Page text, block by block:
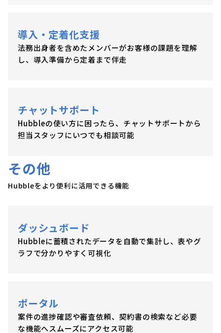
導入・定着化支援
法務出身者を含めたメンバーがお客様の課題を理解
し、導入準備から定着まで伴走
チャットサポート
Hubbleの使い方に困ったら、チャットサポートから
担当スタッフにいつでも相談可能
その他
Hubbleをより便利に活用できる機能
ダッシュボード
Hubbleに蓄積されたデータを自動で集計し、表やグ
ラフで分かりやすく可視化
ポータル
案件の進捗確認や審査依頼、契約書の検索など必要
な機能へスムーズにアクセス可能